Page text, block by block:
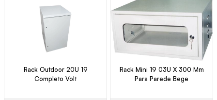
Rack Outdoor 20U 19
Completo Volt
Rack Mini 19 03U X 300 Mm
Para Parede Bege